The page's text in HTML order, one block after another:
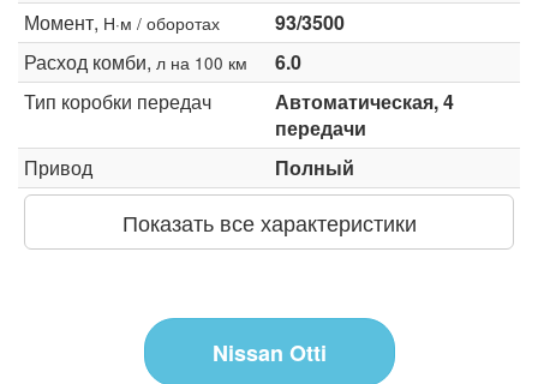
Момент, Н·м / оборотах
93/3500
Расход комби, л на 100 км
6.0
Тип коробки передач
Автоматическая, 4
передачи
Привод
Полный
Показать все характеристики
Nissan Otti